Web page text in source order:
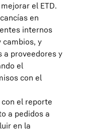
el ETD.
en
internos
cambios, y
a proveedores y
el
con el
el reporte
a pedidos a
en la